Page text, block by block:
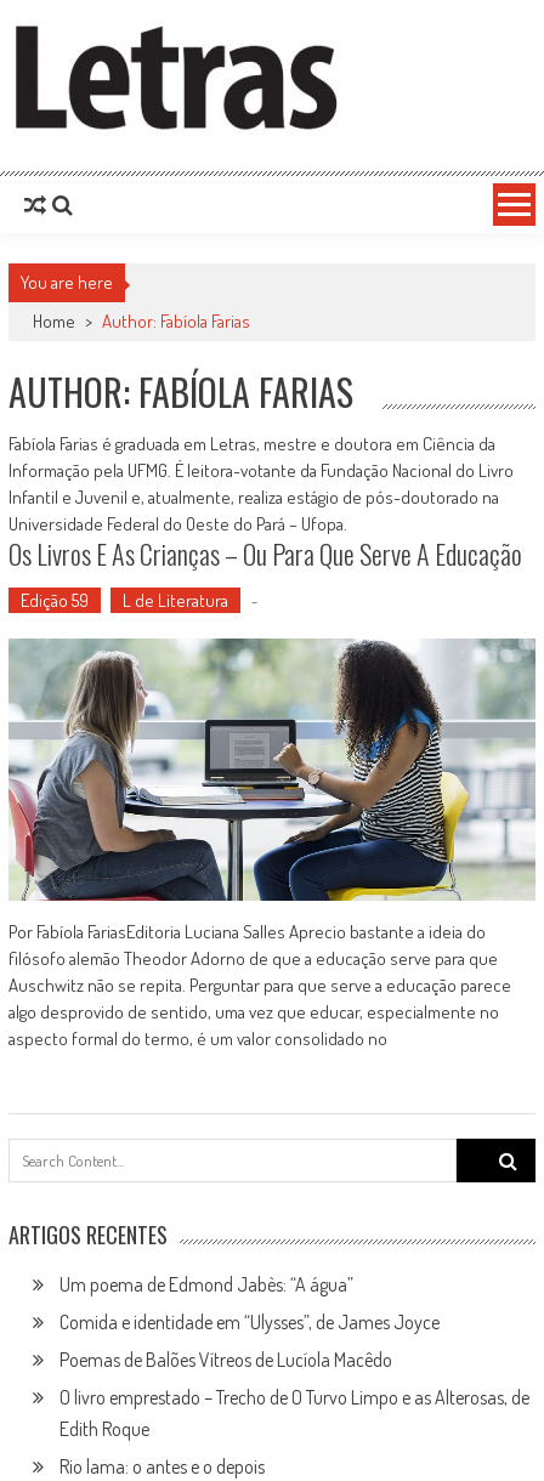
You are here
Home > Author: Fabíola Farias
AUTHOR: FABÍOLA FARIAS
Fabíola Farias é graduada em Letras, mestre e doutora em Ciência da
Informação pela UFMG. É leitora-votante da Fundação Nacional do Livro
Infantil e Juvenil e, atualmente, realiza estágio de pós-doutorado na
Universidade Federal do Oeste do Pará – Ufopa.
Os Livros E As Crianças – Ou Para Que Serve A Educação
Edição 59 L de Literatura -
Por Fabíola FariasEditoria Luciana Salles Aprecio bastante a ideia do
filósofo alemão Theodor Adorno de que a educação serve para que
Auschwitz não se repita. Perguntar para que serve a educação parece
algo desprovido de sentido, uma vez que educar, especialmente no
aspecto formal do termo, é um valor consolidado no
Search
for:
ARTIGOS RECENTES
Um poema de Edmond Jabès: “A água”
Comida e identidade em “Ulysses”, de James Joyce
Poemas de Balões Vítreos de Lucíola Macêdo
O livro emprestado – Trecho de O Turvo Limpo e as Alterosas, de
Edith Roque
Rio lama: o antes e o depois